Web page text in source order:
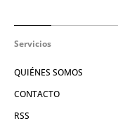
Servicios
QUIÉNES SOMOS
CONTACTO
RSS